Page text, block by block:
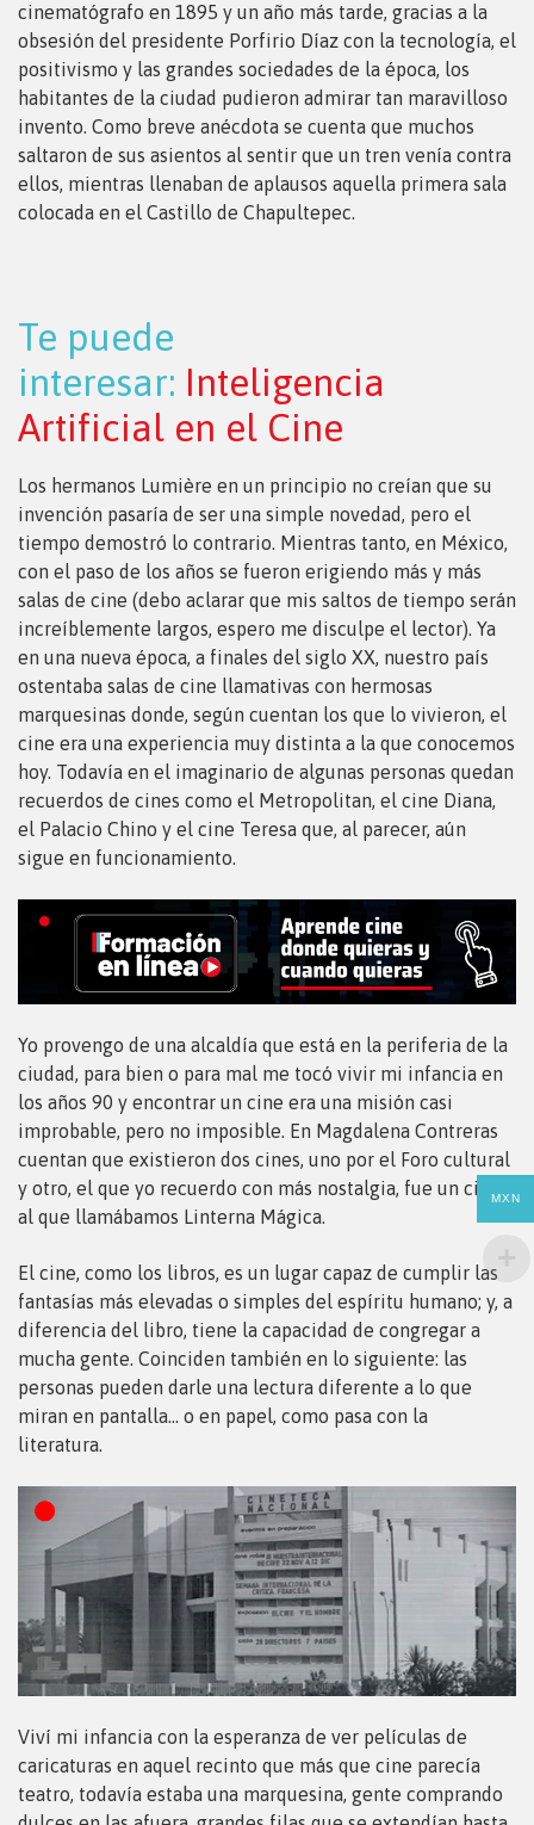
cinematógrafo en 1895 y un año más tarde, gracias a la
obsesión del presidente Porfirio Díaz con la tecnología, el
positivismo y las grandes sociedades de la época, los
habitantes de la ciudad pudieron admirar tan maravilloso
invento. Como breve anécdota se cuenta que muchos
saltaron de sus asientos al sentir que un tren venía contra
ellos, mientras llenaban de aplausos aquella primera sala
colocada en el Castillo de Chapultepec.
Te puede
interesar: Inteligencia
Artificial en el Cine
Los hermanos Lumière en un principio no creían que su
invención pasaría de ser una simple novedad, pero el
tiempo demostró lo contrario. Mientras tanto, en México,
con el paso de los años se fueron erigiendo más y más
salas de cine (debo aclarar que mis saltos de tiempo serán
increíblemente largos, espero me disculpe el lector). Ya
en una nueva época, a finales del siglo XX, nuestro país
ostentaba salas de cine llamativas con hermosas
marquesinas donde, según cuentan los que lo vivieron, el
cine era una experiencia muy distinta a la que conocemos
hoy. Todavía en el imaginario de algunas personas quedan
recuerdos de cines como el Metropolitan, el cine Diana,
el Palacio Chino y el cine Teresa que, al parecer, aún
sigue en funcionamiento.
Yo provengo de una alcaldía que está en la periferia de la
ciudad, para bien o para mal me tocó vivir mi infancia en
los años 90 y encontrar un cine era una misión casi
improbable, pero no imposible. En Magdalena Contreras
cuentan que existieron dos cines, uno por el Foro cultural
y otro, el que yo recuerdo con más nostalgia, fue un cine
al que llamábamos Linterna Mágica.
El cine, como los libros, es un lugar capaz de cumplir las
fantasías más elevadas o simples del espíritu humano; y, a
diferencia del libro, tiene la capacidad de congregar a
mucha gente. Coinciden también en lo siguiente: las
personas pueden darle una lectura diferente a lo que
miran en pantalla… o en papel, como pasa con la
literatura.
Viví mi infancia con la esperanza de ver películas de
caricaturas en aquel recinto que más que cine parecía
teatro, todavía estaba una marquesina, gente comprando
MXN